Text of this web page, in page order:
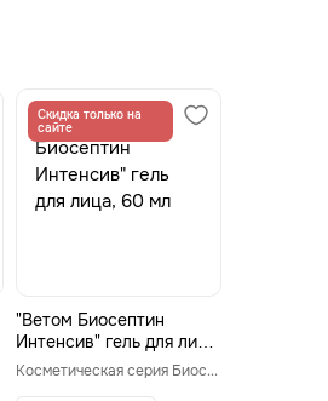
Скидка только на
сайте
"Ветом Биосептин
Интенсив" гель для лица,
60 мл
Косметическая серия Биосептин